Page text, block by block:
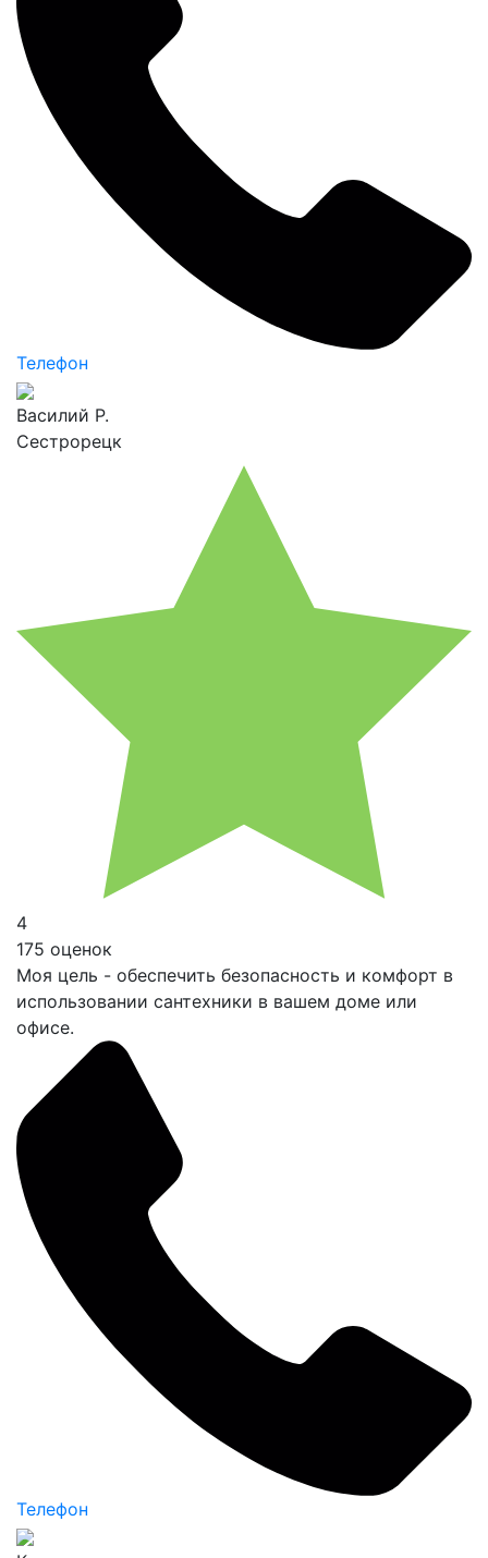
Телефон
Василий Р.
Сестрорецк
4
175 оценок
Моя цель - обеспечить безопасность и комфорт в
использовании сантехники в вашем доме или
офисе.
Телефон